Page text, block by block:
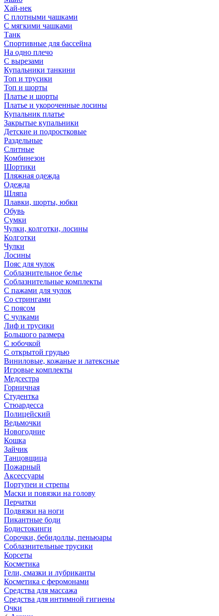
Хай-нек
С плотными чашками
С мягкими чашками
Танк
Спортивные для бассейна
На одно плечо
С вырезами
Купальники танкини
Топ и трусики
Топ и шорты
Платье и шорты
Платье и укороченные лосины
Купальник платье
Закрытые купальники
Детские и подростковые
Раздельные
Слитные
Комбинезон
Шортики
Пляжная одежда
Одежда
Шляпа
Плавки, шорты, юбки
Обувь
Сумки
Чулки, колготки, лосины
Колготки
Чулки
Лосины
Пояс для чулок
Соблазнительное белье
Соблазнительные комплекты
С пажами для чулок
Со стрингами
С поясом
С чулками
Лиф и трусики
Большого размера
С юбочкой
С открытой грудью
Виниловые, кожаные и латексные
Игровые комплекты
Медсестра
Горничная
Студентка
Стюардесса
Полицейский
Ведьмочки
Новогодние
Кошка
Зайчик
Танцовщица
Пожарный
Аксессуары
Портупеи и стрепы
Маски и повязки на голову
Перчатки
Подвязки на ноги
Пикантные боди
Бодистокинги
Сорочки, бебидоллы, пеньюары
Соблазнительные трусики
Корсеты
Косметика
Гели, смазки и лубриканты
Косметика с феромонами
Средства для массажа
Средства для интимной гигиены
Очки